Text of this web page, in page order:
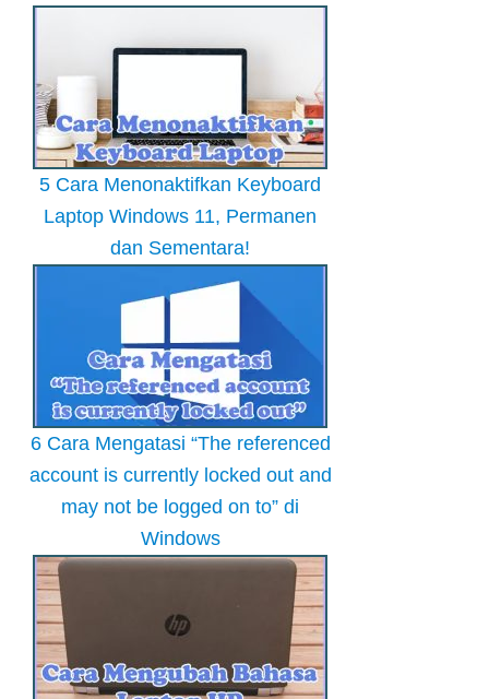
5 Cara Menonaktifkan Keyboard
Laptop Windows 11, Permanen
dan Sementara!
6 Cara Mengatasi “The referenced
account is currently locked out and
may not be logged on to” di
Windows